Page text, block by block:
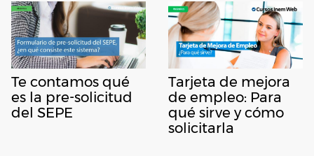
Te contamos qué
es la pre-solicitud
del SEPE
Tarjeta de mejora
de empleo: Para
qué sirve y cómo
solicitarla